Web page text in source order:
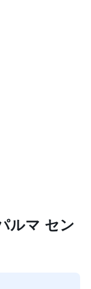
ルマ セン